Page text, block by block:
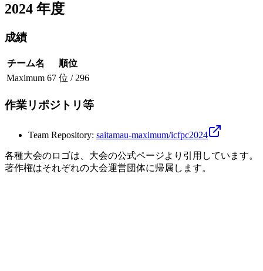
2024 年度
成績
チーム名
順位
Maximum 67 位 / 296
作業リポジトリ等
Team Repository: saitamau-maximum/icfpc2024
各種大会のロゴは、大会の公式ページより引用しています。
著作権はそれぞれの大会運営団体に帰属します。